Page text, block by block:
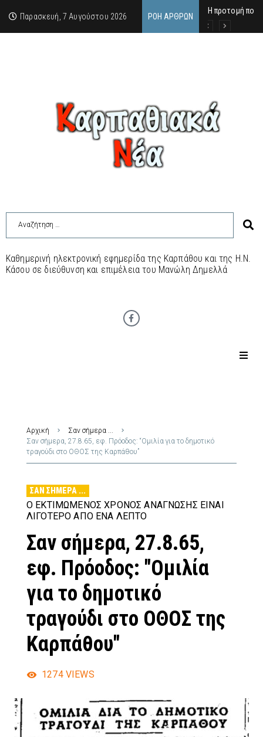
Παρασκευή, 7 Αυγούστου 2026 ΡΟΉ ΆΡΘΡΩΝ
Η προτομή που
Ο αιώνιος
Δικαστική
Καθημερινή ηλεκτρονική εφημερίδα της Καρπάθου και της Η.Ν.
Κάσου σε διεύθυνση και επιμέλεια του Μανώλη Δημελλά
Αρχική
Σαν σήμερα ...
Σαν σήμερα, 27.8.65, εφ. Πρόοδος: “Ομιλία για το δημοτικό
τραγούδι στο ΟΘΟΣ της Καρπάθου”
ΣΑΝ ΣΉΜΕΡΑ ...
Ο ΕΚΤΙΜΏΜΕΝΟΣ ΧΡΌΝΟΣ ΑΝΆΓΝΩΣΗΣ ΕΊΝΑΙ
ΛΙΓΌΤΕΡΟ ΑΠΌ ΈΝΑ ΛΕΠΤΌ
Σαν σήμερα, 27.8.65,
εφ. Πρόοδος: "Ομιλία
για το δημοτικό
τραγούδι στο ΟΘΟΣ της
Καρπάθου"
1274 VIEWS